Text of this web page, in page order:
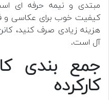
مبتدی و نیمه حرفه ای
کیفیت خوب برای عکاسی و
هزینه زیادی صرف کنید،
آل است.
جمع بندی
کارکرده